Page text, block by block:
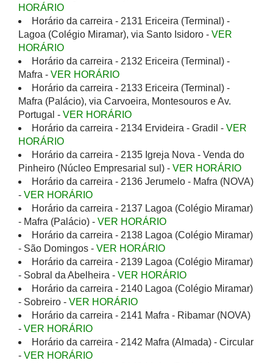
HORÁRIO
Horário da carreira - 2131 Ericeira (Terminal) -
Lagoa (Colégio Miramar), via Santo Isidoro - VER
HORÁRIO
Horário da carreira - 2132 Ericeira (Terminal) -
Mafra - VER HORÁRIO
Horário da carreira - 2133 Ericeira (Terminal) -
Mafra (Palácio), via Carvoeira, Montesouros e Av.
Portugal - VER HORÁRIO
Horário da carreira - 2134 Ervideira - Gradil - VER
HORÁRIO
Horário da carreira - 2135 Igreja Nova - Venda do
Pinheiro (Núcleo Empresarial sul) - VER HORÁRIO
Horário da carreira - 2136 Jerumelo - Mafra (NOVA)
- VER HORÁRIO
Horário da carreira - 2137 Lagoa (Colégio Miramar)
- Mafra (Palácio) - VER HORÁRIO
Horário da carreira - 2138 Lagoa (Colégio Miramar)
- São Domingos - VER HORÁRIO
Horário da carreira - 2139 Lagoa (Colégio Miramar)
- Sobral da Abelheira - VER HORÁRIO
Horário da carreira - 2140 Lagoa (Colégio Miramar)
- Sobreiro - VER HORÁRIO
Horário da carreira - 2141 Mafra - Ribamar (NOVA)
- VER HORÁRIO
Horário da carreira - 2142 Mafra (Almada) - Circular
- VER HORÁRIO